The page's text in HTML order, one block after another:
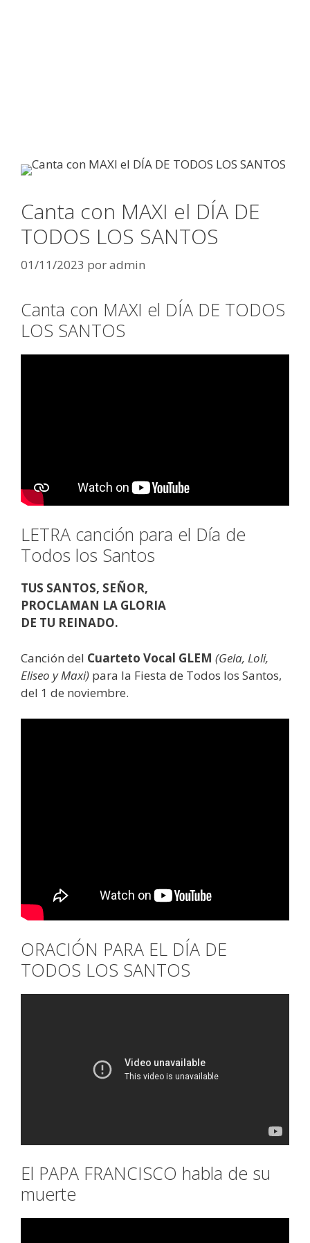
Canta con MAXI el DÍA DE
TODOS LOS SANTOS
01/11/2023 poradmin
Canta con MAXI el DÍA DE TODOS
LOS SANTOS
LETRA canción para el Día de
Todos los Santos
TUS SANTOS, SEÑOR,
PROCLAMAN LA GLORIA
DE TU REINADO.
Canción del Cuarteto Vocal GLEM (Gela, Loli,
Eliseo y Maxi) para la Fiesta de Todos los Santos,
del 1 de noviembre.
ORACIÓN PARA EL DÍA DE
TODOS LOS SANTOS
El PAPA FRANCISCO habla de su
muerte